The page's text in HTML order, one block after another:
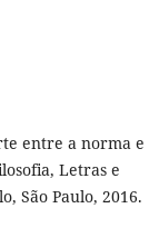
entre a norma e
Letras e
São Paulo, 2016.